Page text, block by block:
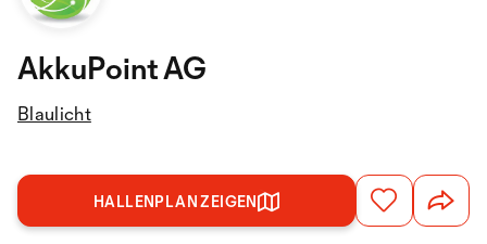
AkkuPoint AG
Blaulicht
HALLENPLAN ZEIGEN